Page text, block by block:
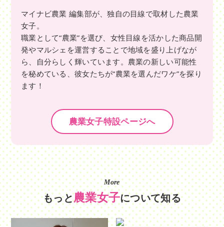
マイナビ農業 編集部が、独自の目線で取材した農業
女子。
職業として“農業”を選び、女性目線を活かした商品開
発やマルシェを運営することで地域を盛り上げなが
ら、自分らしく輝いています。農業の新しい可能性
を秘めている、彼女たちが“農業を選んだワケ”を探り
ます！
農業女子特設ページへ
More
もっと農業女子について知る